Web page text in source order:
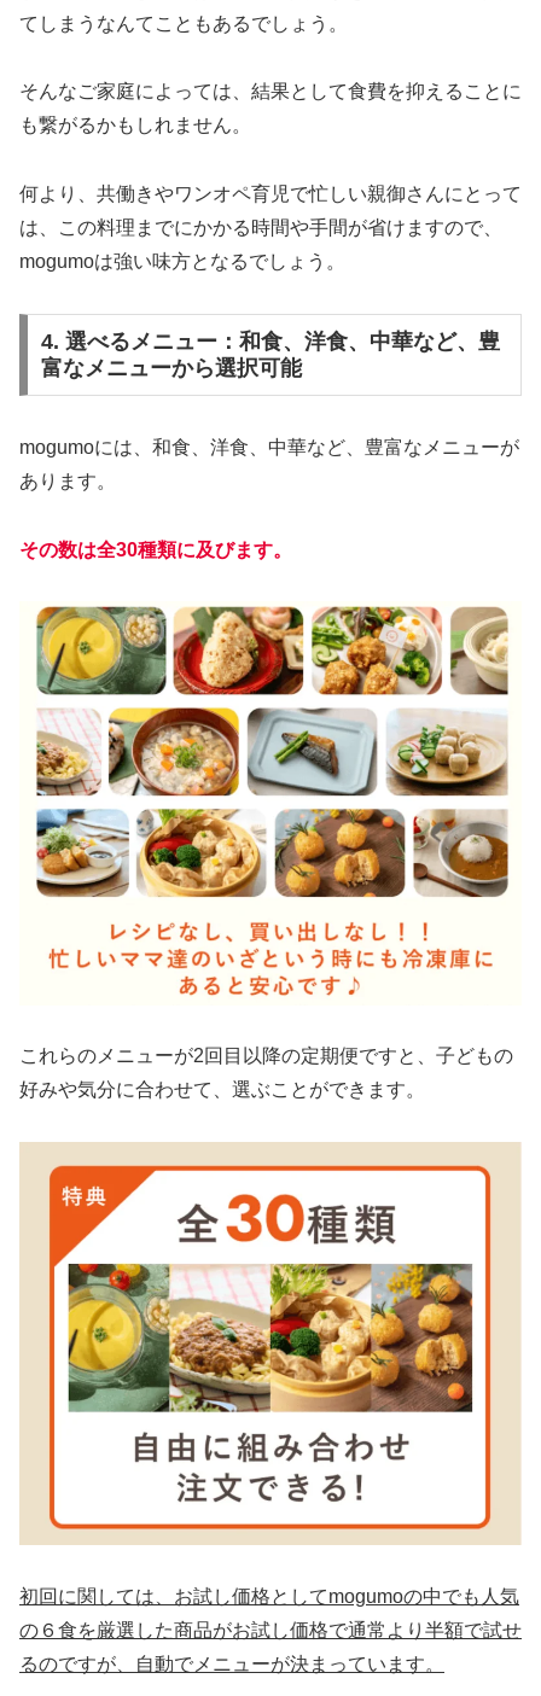
てしまうなんてこともあるでしょう。
そんなご家庭によっては、結果として食費を抑えることに
も繋がるかもしれません。
何より、共働きやワンオペ育児で忙しい親御さんにとって
は、この料理までにかかる時間や手間が省けますので、
mogumoは強い味方となるでしょう。
4. 選べるメニュー：和食、洋食、中華など、豊
富なメニューから選択可能
mogumoには、和食、洋食、中華など、豊富なメニューが
あります。
その数は全30種類に及びます。
これらのメニューが2回目以降の定期便ですと、子どもの
好みや気分に合わせて、選ぶことができます。
初回に関しては、お試し価格としてmogumoの中でも人気
の６食を厳選した商品がお試し価格で通常より半額で試せ
るのですが、自動でメニューが決まっています。